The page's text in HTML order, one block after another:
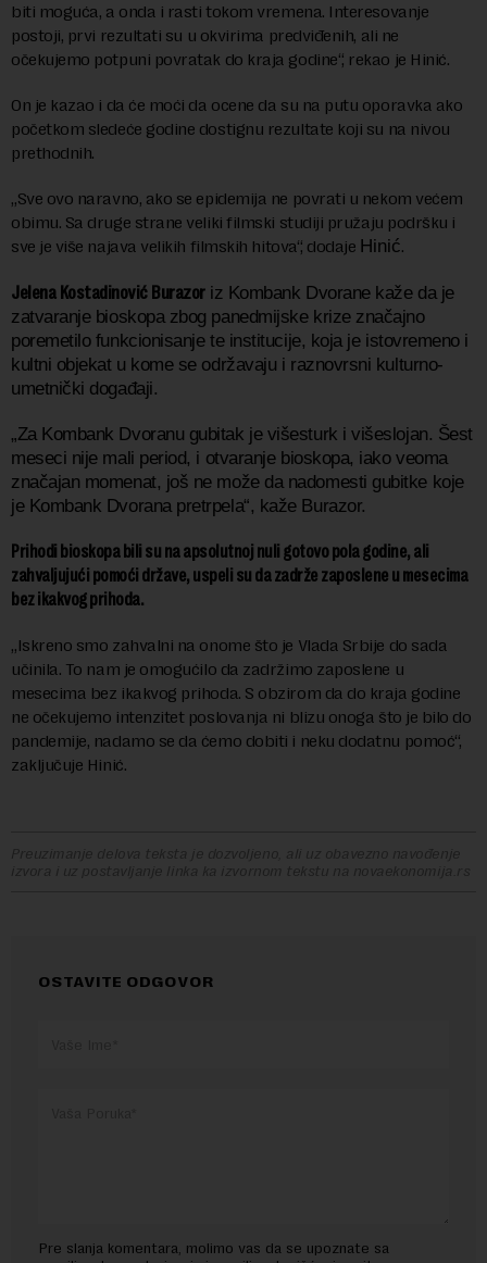
biti moguća, a onda i rasti tokom vremena. Interesovanje
postoji, prvi rezultati su u okvirima predviđenih, ali ne
očekujemo potpuni povratak do kraja godine“, rekao je Hinić.
On je kazao i da će moći da ocene da su na putu oporavka ako
početkom sledeće godine dostignu rezultate koji su na nivou
prethodnih.
„Sve ovo naravno, ako se epidemija ne povrati u nekom većem
obimu. Sa druge strane veliki filmski studiji pružaju podršku i
sve je više najava velikih filmskih hitova“, dodaje Hinić.
Jelena Kostadinović Burazoriz Kombank Dvorane kaže da je
zatvaranje bioskopa zbog panedmijske krize značajno
poremetilo funkcionisanje te institucije, koja je istovremeno i
kultni objekat u kome se održavaju i raznovrsni kulturno-
umetnički događaji.
„Za Kombank Dvoranu gubitak je višesturk i višeslojan. Šest
meseci nije mali period, i otvaranje bioskopa, iako veoma
značajan momenat, još ne može da nadomesti gubitke koje
je Kombank Dvorana pretrpela“, kaže Burazor.
Prihodi bioskopa bili su na apsolutnoj nuli gotovo pola godine, ali
zahvaljujući pomoći države, uspeli su da zadrže zaposlene u mesecima
bez ikakvog prihoda.
„Iskreno smo zahvalni na onome što je Vlada Srbije do sada
učinila. To nam je omogućilo da zadržimo zaposlene u
mesecima bez ikakvog prihoda. S obzirom da do kraja godine
ne očekujemo intenzitet poslovanja ni blizu onoga što je bilo do
pandemije, nadamo se da ćemo dobiti i neku dodatnu pomoć“,
zaključuje Hinić.
Preuzimanje delova teksta je dozvoljeno, ali uz obavezno navođenje
izvora i uz postavljanje linka ka izvornom tekstu na novaekonomija.rs
OSTAVITE ODGOVOR
Pre slanja komentara, molimo vas da se upoznate sa